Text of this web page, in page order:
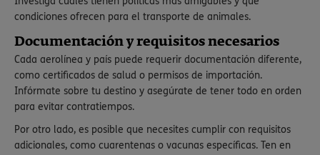
condiciones ofrecen para el transporte de animales.
Documentación y requisitos necesarios
Cada aerolínea y país puede requerir documentación diferente,
como certificados de salud o permisos de importación.
Infórmate sobre tu destino y asegúrate de tener todo en orden
para evitar contratiempos.
Por otro lado, es posible que necesites cumplir con requisitos
adicionales, como cuarentenas o vacunas específicas. Ten en